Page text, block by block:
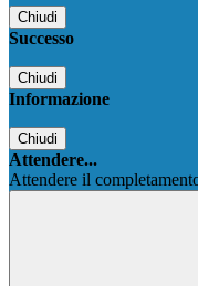
Chiudi
Successo
Chiudi
Informazione
Chiudi
Attendere...
Attendere il